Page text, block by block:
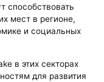
способствовать
мест в регионе,
и социальных
в этих секторах
для развития